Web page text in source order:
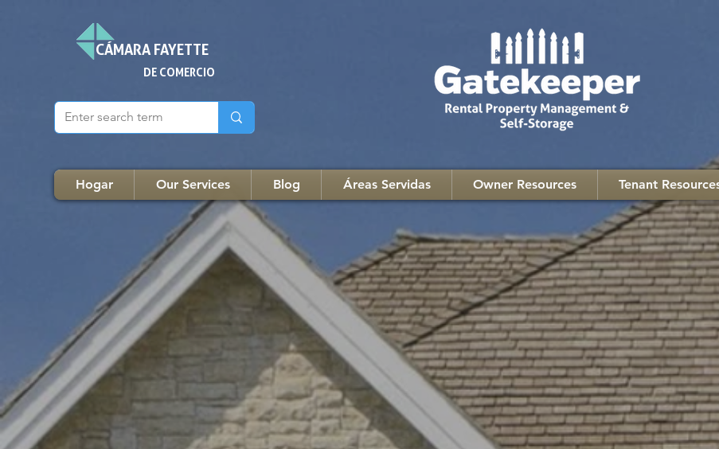
CÁMARA FAYETTE
DE COMERCIO
Hogar Our Services Blog Áreas Servidas Owner Resources Tenant